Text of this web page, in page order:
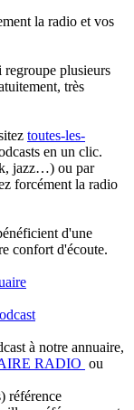
la radio et vos
plusieurs
très
toutes-les-
en un clic.
jazz…) ou par
forcément la radio
d'une
confort d'écoute.
à notre annuaire,
RADIO ou
référence